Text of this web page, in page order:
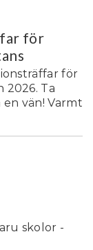
för
för
Ta
vän! Varmt
skolor -